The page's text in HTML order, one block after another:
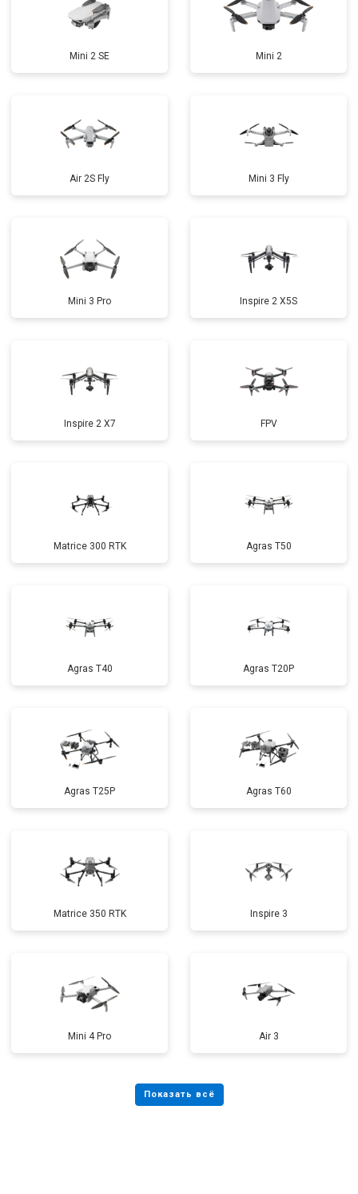
Mini 2 SE Mini 2
Air 2S Fly Mini 3 Fly
Mini 3 Pro Inspire 2 X5S
Inspire 2 X7 FPV
Matrice 300 RTK Agras T50
Agras T40 Agras T20P
Agras T25P Agras T60
Matrice 350 RTK Inspire 3
Mini 4 Pro Air 3